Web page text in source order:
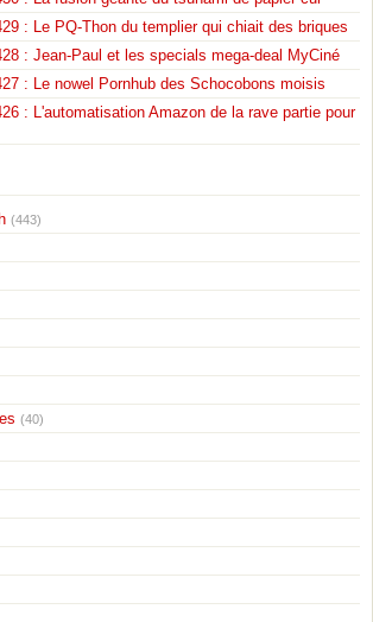
: Le PQ-Thon du templier qui chiait des briques
: Jean-Paul et les specials mega-deal MyCiné
: Le nowel Pornhub des Schocobons moisis
: L'automatisation Amazon de la rave partie pour
(443)
(40)